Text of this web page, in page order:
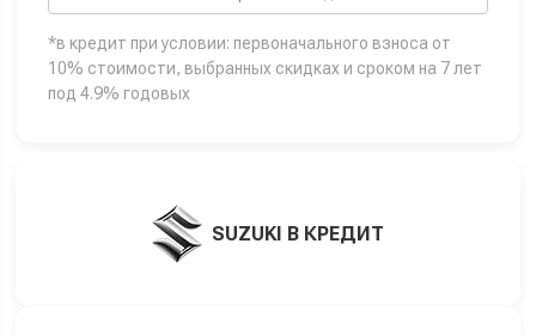
*в кредит при условии: первоначального взноса от
10% стоимости, выбранных скидках и сроком на 7 лет
под 4.9% годовых
SUZUKI В КРЕДИТ